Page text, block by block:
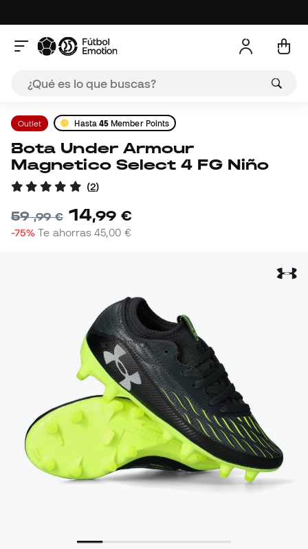
Outlet Hasta 45 Member Points
Bota Under Armour
Magnetico Select 4 FG Niño
(2)
59,99 € 14,99 €
-75% Te ahorras45,00 €